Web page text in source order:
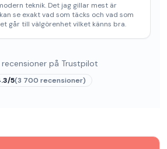
teknik. Det jag gillar mest är
se exakt vad som täcks och vad som
går till välgörenhet vilket känns bra.
recensioner på Trustpilot
/5(3 700 recensioner)